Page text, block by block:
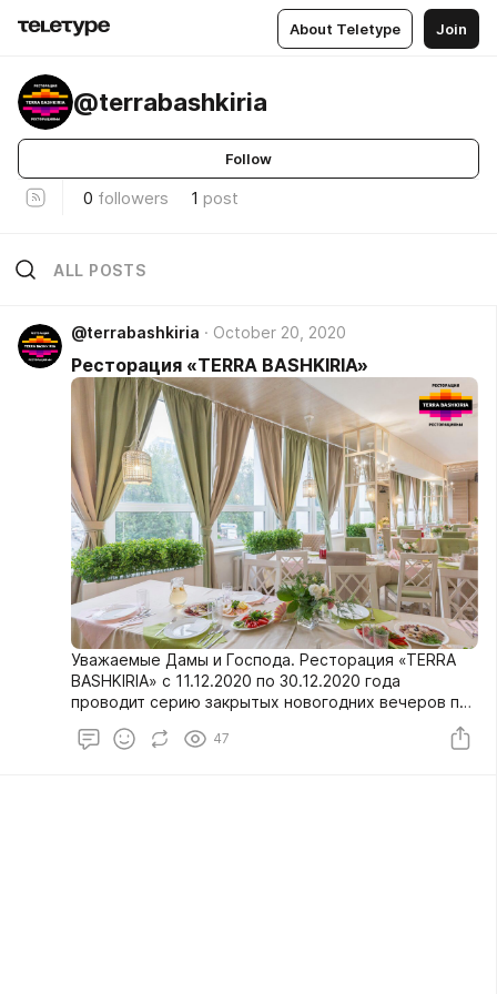
About Teletype Join
@terrabashkiria
Follow
0 followers 1 post
ALL POSTS
@terrabashkiria October 20, 2020
Ресторация «TERRA BASHKIRIA»
Уважаемые Дамы и Господа. Ресторация «TERRA
BASHKIRIA» с 11.12.2020 по 30.12.2020 года
проводит серию закрытых новогодних вечеров по
системе «всё включено». Принимаются заявки от
гостей и корпоративных компаний от 5 до 150
47